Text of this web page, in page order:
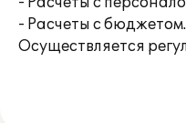
- Расчеты с бюджетом.
Осуществляется